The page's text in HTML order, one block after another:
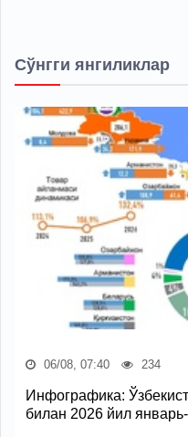
Сўнгги янгиликлар
06/08, 07:40 234
Инфографика:
билан 2026 йил